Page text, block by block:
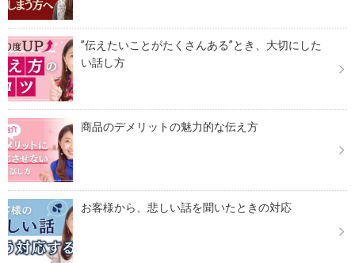
”伝えたいことがたくさんある”とき、大切にした
い話し方
商品のデメリットの魅力的な伝え方
お客様から、悲しい話を聞いたときの対応